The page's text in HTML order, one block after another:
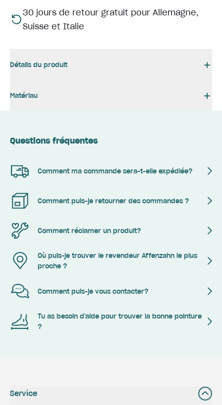
30 jours de retour gratuit pour Allemagne,
Suisse et Italie
Détails du produit
Matériau
Questions fréquentes
Comment ma commande sera-t-elle expédiée?
Comment puis-je retourner des commandes ?
Comment réclamer un produit?
Où puis-je trouver le revendeur Affenzahn le plus
proche ?
Comment puis-je vous contacter?
Tu as besoin d'aide pour trouver la bonne pointure
?
Service